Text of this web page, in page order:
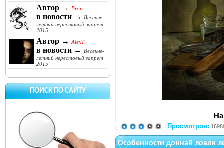
Автор → Bron
в новости →
Весенне-
летний нерестовый запрет
2015
Автор → AlexT
в новости →
Весенне-
летний нерестовый запрет
2015
ПОИСК ПО САЙТУ
На
Просмотров:
Особенности доннай ловли